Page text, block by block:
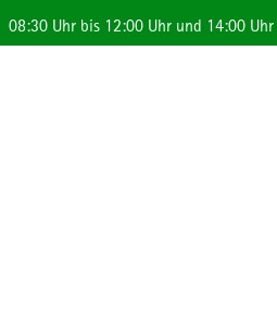
08:30 Uhr bis 12:00 Uhr und 14:00